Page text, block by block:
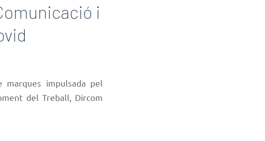
i
marques impulsada pel
del Treball, Dircom